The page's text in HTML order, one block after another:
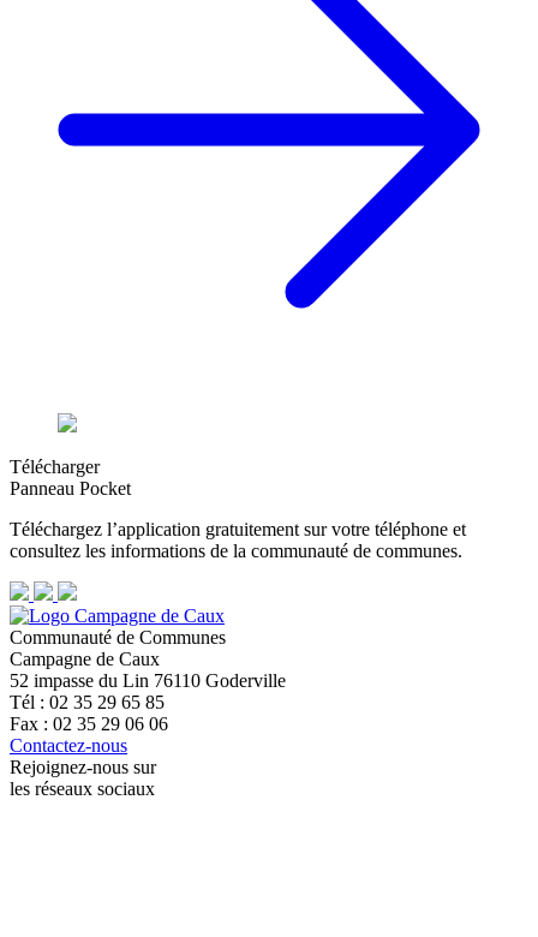
Télécharger
Panneau Pocket
Téléchargez l’application gratuitement sur votre téléphone et
consultez les informations de la communauté de communes.
Communauté de Communes
Campagne de Caux
52 impasse du Lin 76110 Goderville
Tél : 02 35 29 65 85
Fax : 02 35 29 06 06
Contactez-nous
Rejoignez-nous sur
les réseaux sociaux